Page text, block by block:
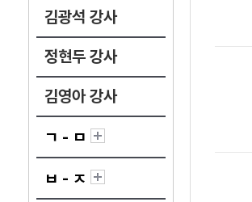
김광석 강사
정현두 강사
김영아 강사
ㄱ - ㅁ
ㅂ - ㅈ